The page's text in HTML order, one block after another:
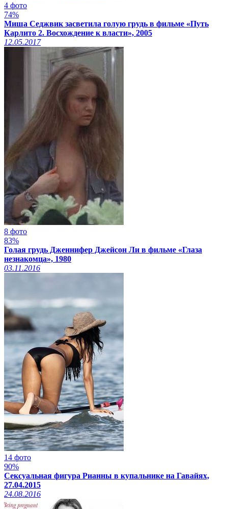
4 фото
74%
Миша Седжвик засветила голую грудь в фильме «Путь
Карлито 2. Восхождение к власти», 2005
12.05.2017
8 фото
83%
Голая грудь Дженнифер Джейсон Ли в фильме «Глаза
незнакомца», 1980
03.11.2016
14 фото
90%
Сексуальная фигура Рианны в купальнике на Гавайях,
27.04.2015
24.08.2016